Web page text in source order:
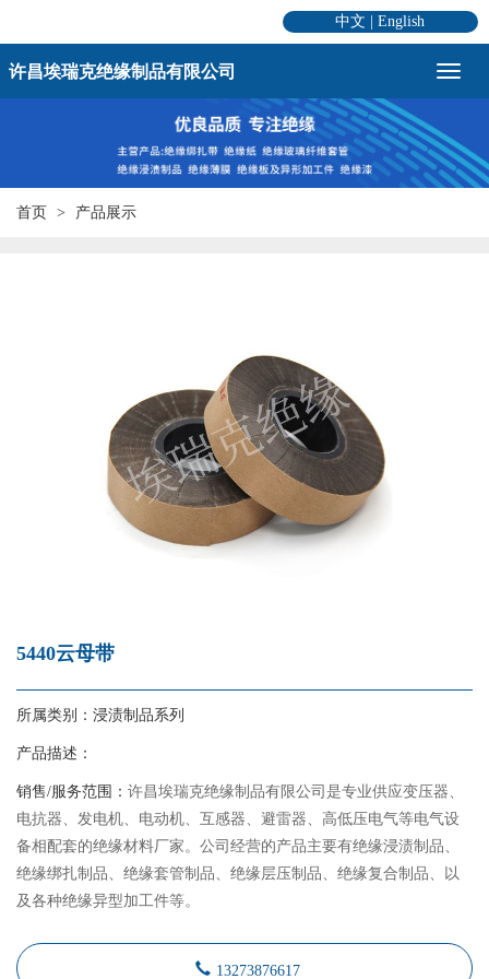
中文 |English
许昌埃瑞克绝缘制品有限公司
首页 产品展示
5440云母带
所属类别： 浸渍制品系列
产品描述：
销售/服务范围： 许昌埃瑞克绝缘制品有限公司是专业供应变压器、
电抗器、发电机、电动机、互感器、避雷器、高低压电气等电气设
备相配套的绝缘材料厂家。公司经营的产品主要有绝缘浸渍制品、
绝缘绑扎制品、绝缘套管制品、绝缘层压制品、绝缘复合制品、以
及各种绝缘异型加工件等。
13273876617